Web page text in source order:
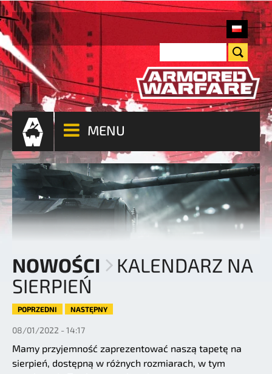
MENU
NOWOŚCI
KALENDARZ NA
SIERPIEŃ
POPRZEDNI NASTĘPNY
08/01/2022 - 14:17
Mamy przyjemność zaprezentować naszą tapetę na
sierpień, dostępną w różnych rozmiarach, w tym